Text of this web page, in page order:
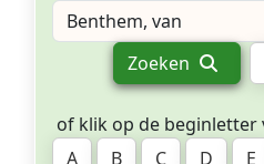
Zoeken
of klik op de beginletter
A
B C D E